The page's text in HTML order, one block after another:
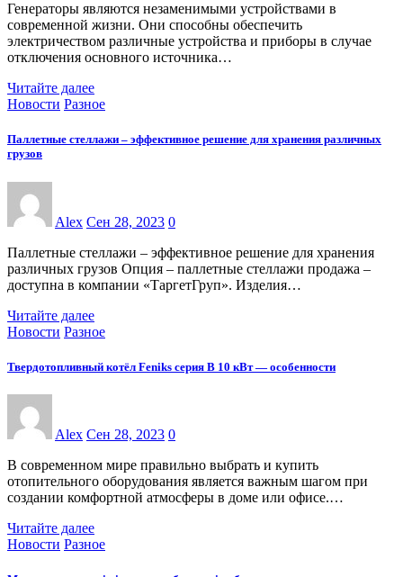
Генераторы являются незаменимыми устройствами в
современной жизни. Они способны обеспечить
электричеством различные устройства и приборы в случае
отключения основного источника…
Читайте далее
Новости Разное
Паллетные стеллажи – эффективное решение для хранения различных
грузов
Alex Сен 28, 2023 0
Паллетные стеллажи – эффективное решение для хранения
различных грузов Опция – паллетные стеллажи продажа –
доступна в компании «ТаргетГруп». Изделия…
Читайте далее
Новости Разное
Твердотопливный котёл Feniks серия B 10 кВт — особенности
Alex Сен 28, 2023 0
В современном мире правильно выбрать и купить
отопительного оборудования является важным шагом при
создании комфортной атмосферы в доме или офисе.…
Читайте далее
Новости Разное